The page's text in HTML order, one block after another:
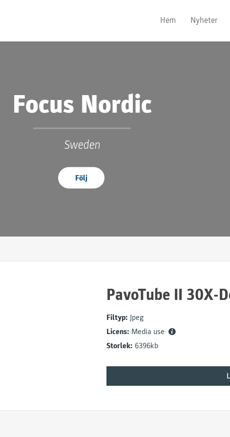
Hem Nyheter
Focus Nordic
Sweden
Följ
PavoTube II 30X-
Filtyp: Jpeg
Licens: Media use
Storlek: 6396kb